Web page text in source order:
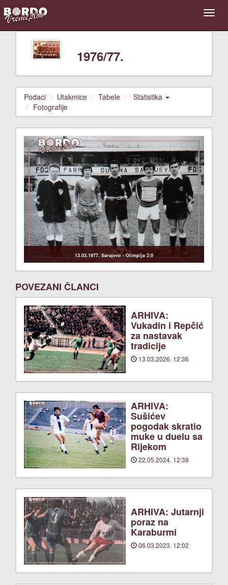
1976/77.
Podaci Utakmice Tabele
Statistika
Fotografije
13.03.1977. Sarajevo - Olimpija 2:0
Previous Next
POVEZANI ČLANCI
ARHIVA:
Vukadin i Repčić
za nastavak
tradicije
13.03.2026. 12:36
ARHIVA:
Sušićev
pogodak skratio
muke u duelu sa
Rijekom
22.05.2024. 12:38
ARHIVA: Jutarnji
poraz na
Karaburmi
06.03.2023. 12:02